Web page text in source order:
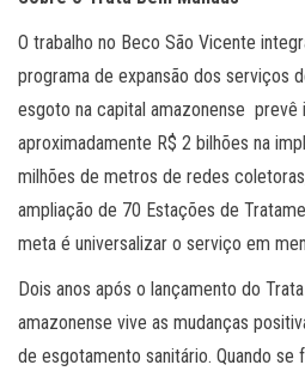
O trabalho no Beco São Vicente
programa de expansão dos serviços
esgoto na capital amazonense prevê
aproximadamente R$ 2 bilhões na
milhões de metros de redes
ampliação de 70 Estações de
meta é universalizar o serviço em
Dois anos após o lançamento do
amazonense vive as mudanças
de esgotamento sanitário. Quando se